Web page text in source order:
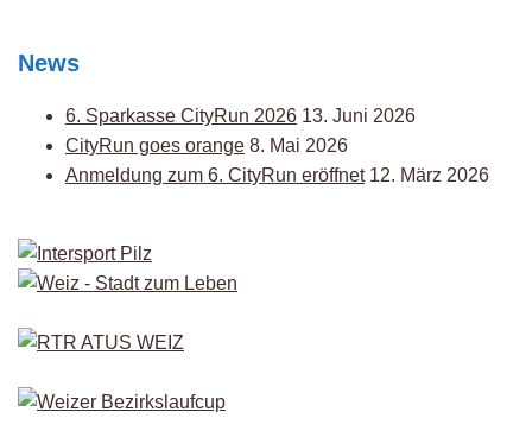
News
6. Sparkasse CityRun 2026 13. Juni 2026
CityRun goes orange 8. Mai 2026
Anmeldung zum 6. CityRun eröffnet 12. März 2026